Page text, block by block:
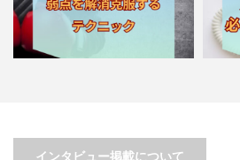
インタビュー掲載について